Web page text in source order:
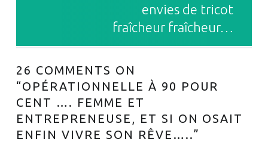
envies de tricot
fraîcheur fraîcheur…
26 COMMENTS ON
“OPÉRATIONNELLE À 90 POUR
CENT …. FEMME ET
ENTREPRENEUSE, ET SI ON OSAIT
ENFIN VIVRE SON RÊVE…..”